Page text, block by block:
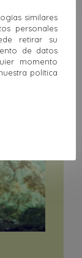
similares
personales
retirar su
de datos
momento
política